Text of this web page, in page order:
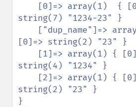
string(7) "1234-23" }
[0]=> string(2) "23" }
string(4) "1234" }
string(2) "23" }
}